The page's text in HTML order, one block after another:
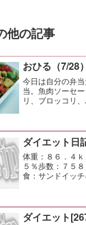
他の記事
おひる（7/28）
今日は自分の弁
当。魚肉ソーセ
リ、ブロッコリ
散らして香ばし
ク、そして口触
野菜はしっかり
ダイエット日
体重：８６．４
５％歩数：７５
食：サンドイッ
ダイエット